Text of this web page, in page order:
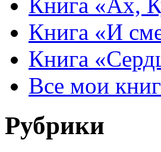
Книга «Ах,
Книга «И
Книга
Все мои
Рубрики